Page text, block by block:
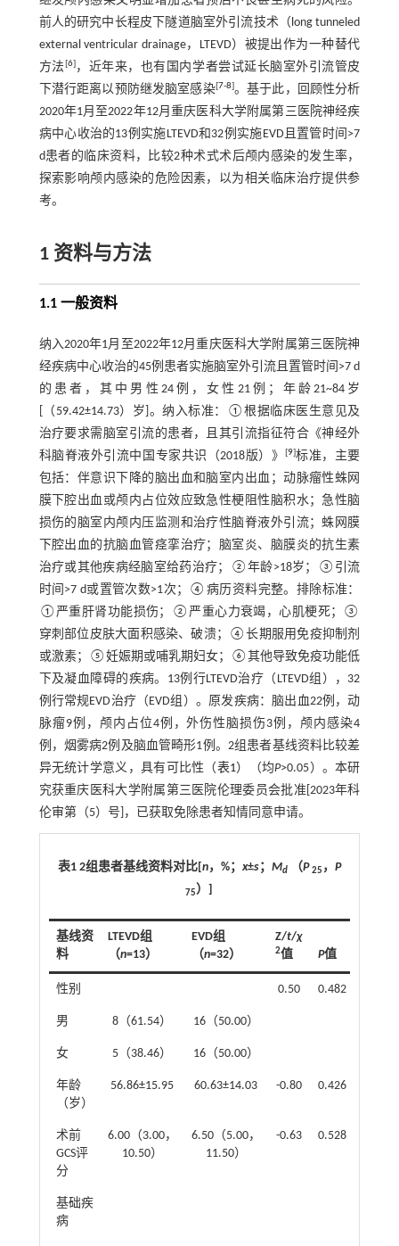
前人的研究中长程皮下隧道脑室外引流技术（long tunneled
external ventricular drainage，LTEVD）被提出作为一种替代
方法[6]，近年来，也有国内学者尝试延长脑室外引流管皮
下潜行距离以预防继发脑室感染[7-8]。基于此，回顾性分析
2020年1月至2022年12月重庆医科大学附属第三医院神经疾
病中心收治的13例实施LTEVD和32例实施EVD且置管时间>7
d患者的临床资料，比较2种术式术后颅内感染的发生率，
探索影响颅内感染的危险因素，以为相关临床治疗提供参
考。
1 资料与方法
1.1 一般资料
纳入2020年1月至2022年12月重庆医科大学附属第三医院神
经疾病中心收治的45例患者实施脑室外引流且置管时间>7 d
的患者，其中男性24例，女性21例；年龄21~84岁
[（59.42±14.73）岁]。纳入标准：①根据临床医生意见及
治疗要求需脑室引流的患者，且其引流指征符合《神经外
科脑脊液外引流中国专家共识（2018版）》
[9]标准，主要
包括：伴意识下降的脑出血和脑室内出血；动脉瘤性蛛网
膜下腔出血或颅内占位效应致急性梗阻性脑积水；急性脑
损伤的脑室内颅内压监测和治疗性脑脊液外引流；蛛网膜
下腔出血的抗脑血管痉挛治疗；脑室炎、脑膜炎的抗生素
治疗或其他疾病经脑室给药治疗；②年龄>18岁；③引流
时间>7 d或置管次数>1次；④病历资料完整。排除标准：
①严重肝肾功能损伤；②严重心力衰竭，心肌梗死；③
穿刺部位皮肤大面积感染、破溃；④长期服用免疫抑制剂
或激素；⑤妊娠期或哺乳期妇女；⑥其他导致免疫功能低
下及凝血障碍的疾病。13例行LTEVD治疗（LTEVD组），32
例行常规EVD治疗（EVD组）。原发疾病：脑出血22例，动
脉瘤9例，颅内占位4例，外伤性脑损伤3例，颅内感染4
例，烟雾病2例及脑血管畸形1例。2组患者基线资料比较差
异无统计学意义，具有可比性（表1）（均P>0.05）。本研
究获重庆医科大学附属第三医院伦理委员会批准[2023年科
伦审第（5）号]，已获取免除患者知情同意申请。
表1 2组患者基线资料对比[n，%； x±s； Md（P 25 ， P
75）]
基线资
料
LTEVD组
（n=13）
EVD组
（n=32）
Z/t/χ
2值 P值
性别 0.50 0.482
男 8（61.54） 16（50.00）
女 5（38.46） 16（50.00）
年龄
（岁）
56.86±15.95 60.63±14.03 -0.80 0.426
术前
GCS评
分
6.00（3.00，
10.50）
6.50（5.00，
11.50）
-0.63 0.528
基础疾
病